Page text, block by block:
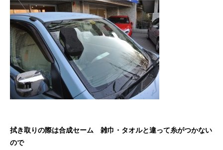
拭き取りの際は合成セーム 雑巾・タオルと違って糸がつかない
ので